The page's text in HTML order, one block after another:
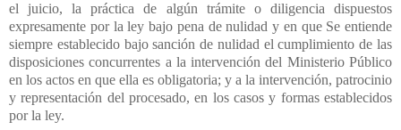
el juicio, la práctica de algún trámite o diligencia dispuestos
expresamente por la ley bajo pena de nulidad y en que Se entiende
siempre establecido bajo sanción de nulidad el cumplimiento de las
disposiciones concurrentes a la intervención del Ministerio Público
en los actos en que ella es obligatoria; y a la intervención, patrocinio
y representación del procesado, en los casos y formas establecidos
por la ley.